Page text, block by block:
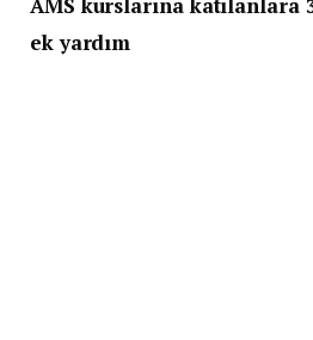
AMS kurslarına katılanlara
ek yardım